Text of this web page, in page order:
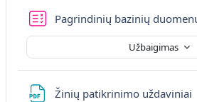
Pagrindinių bazinių
Užbaigimas
Žinių patikrinimo uždaviniai